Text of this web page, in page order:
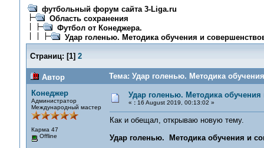
футбольный форум сайта 3-Liga.ru
Область сохранения
Футбол от Конеджера.
Удар голенью. Методика обучения и
Страниц: [1] 2
Автор
Тема: Удар голенью. Методика
Конеджер
Администратор
Международный мастер
Карма 47
Offline
Удар голенью. Методика
« :16 August 2019, 00:13:02 »
Как и обещал, открываю новую тему.
Удар голенью. Методика обучения и